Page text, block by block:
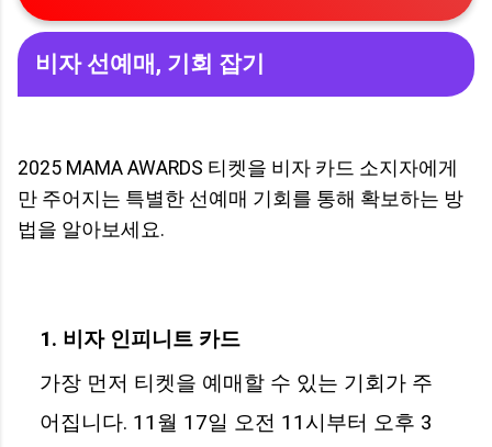
비자 선예매, 기회 잡기
2025 MAMA AWARDS 티켓을 비자 카드 소지자에게
만 주어지는 특별한 선예매 기회를 통해 확보하는 방
법을 알아보세요.
1. 비자 인피니트 카드
가장 먼저 티켓을 예매할 수 있는 기회가 주
어집니다. 11월 17일 오전 11시부터 오후 3